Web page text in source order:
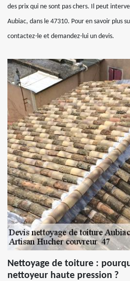
des prix qui ne sont pas chers. Il peut
Aubiac, dans le 47310. Pour en savoir plus
contactez-le et demandez-lui un devis.
Nettoyage de toiture :
nettoyeur haute pression ?